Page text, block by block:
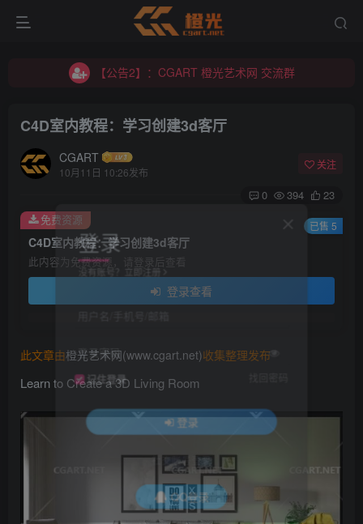
【公告2】：CGART 橙光艺术网 交流群
【公告2】：CGART 橙光艺术网 交流群
C4D室内教程：学习创建3d客厅
CGART
10月11日 10:26发布
关注
0 394 23
C4D室内教程：学习创建3d客厅
此内容为免费资源，请登录后查看
登录查看
免费资源 已售 5
此文章由橙光艺术网(www.cgart.net)收集整理发布
Learn to Create a 3D Living Room
登录
没有账号？立即注册
登录密码
记住登录
登录
社交账号登录
QQ登录